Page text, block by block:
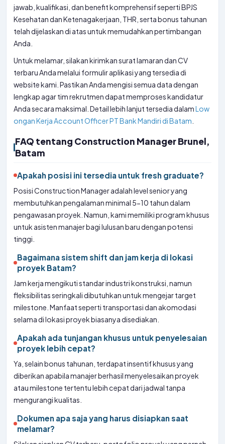
jawab, kualifikasi, dan benefit komprehensif seperti BPJS
Kesehatan dan Ketenagakerjaan, THR, serta bonus tahunan
telah dijelaskan di atas untuk memudahkan pertimbangan
Anda.
Untuk melamar, silakan kirimkan surat lamaran dan CV
terbaru Anda melalui formulir aplikasi yang tersedia di
website kami. Pastikan Anda mengisi semua data dengan
lengkap agar tim rekrutmen dapat memproses kandidatur
Anda secara maksimal. Detail lebih lanjut tersedia dalamLow
ongan Kerja Account Officer PT Bank Mandiri di Batam
FAQ tentang Construction Manager Brunel,
Batam
Apakah posisi ini tersedia untuk fresh graduate?
Posisi Construction Manager adalah level senior yang
membutuhkan pengalaman minimal 5-10 tahun dalam
pengawasan proyek. Namun, kami memiliki program khusus
untuk asisten manajer bagi lulusan baru dengan potensi
tinggi.
Bagaimana sistem shift dan jam kerja di lokasi
proyek Batam?
Jam kerja mengikuti standar industri konstruksi, namun
fleksibilitas seringkali dibutuhkan untuk mengejar target
milestone. Manfaat seperti transportasi dan akomodasi
selama di lokasi proyek biasanya disediakan.
Apakah ada tunjangan khusus untuk penyelesaian
proyek lebih cepat?
Ya, selain bonus tahunan, terdapat insentif khusus yang
diberikan apabila manajer berhasil menyelesaikan proyek
atau milestone tertentu lebih cepat dari jadwal tanpa
mengurangi kualitas.
Dokumen apa saja yang harus disiapkan saat
melamar?